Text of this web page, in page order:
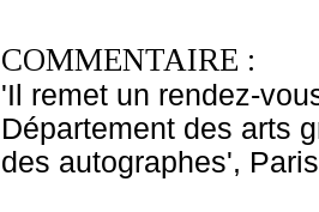
COMMENTAIRE :
'Il remet un rendez-
Département des arts
des autographes',